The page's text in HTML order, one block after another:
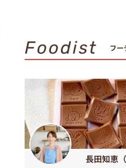
Foodist フー
長田知恵（